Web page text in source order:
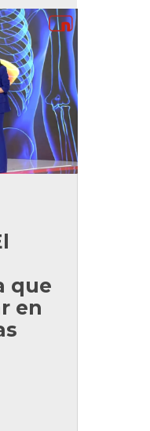
que
en